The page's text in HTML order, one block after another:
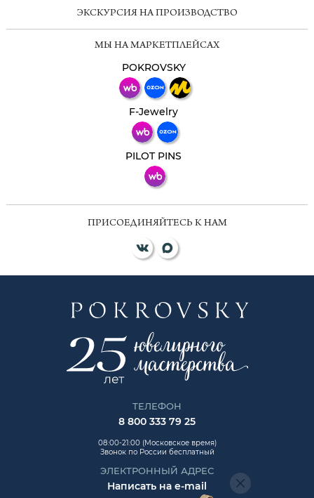
ЭКСКУРСИЯ НА ПРОИЗВОДСТВО
МЫ НА МАРКЕТПЛЕЙСАХ
POKROVSKY
F-Jewelry
PILOT PINS
ПРИСОЕДИНЯЙТЕСЬ К НАМ
ТЕЛЕФОН
8 800 333 79 25
08:00-21:00 (Московское время)
Звонок по России бесплатный
ЭЛЕКТРОННЫЙ АДРЕС
Написать на e-mail